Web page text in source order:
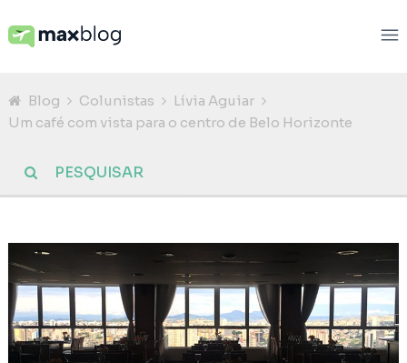
Blog Colunistas
Lívia Aguiar
Um café com vista para o centro de Belo Horizonte